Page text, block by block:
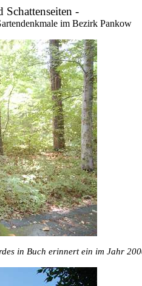
-
im Bezirk Pankow
in Buch erinnert ein im Jahr